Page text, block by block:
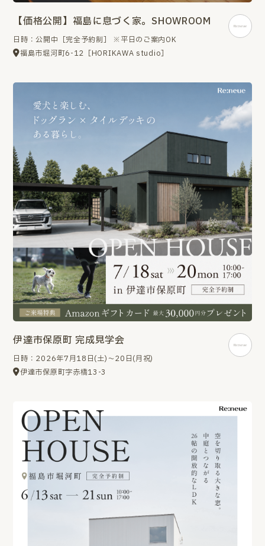
【価格公開】福島に息づく家。SHOWROOM
日時：公開中［完全予約制］ ※平日のご案内OK
福島市堀河町6-12［HORIKAWA studio］
伊達市保原町 完成見学会
日時：2026年7月18日(土)～20日(月祝)
伊達市保原町字赤橋13-3